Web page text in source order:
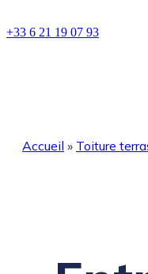
+33 6 21 19 07 93
Accueil » Toiture